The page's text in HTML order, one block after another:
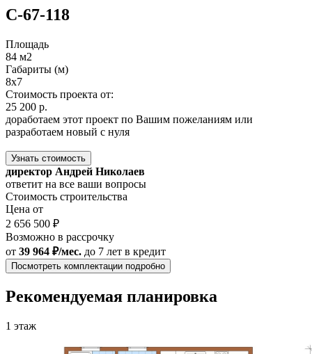
С-67-118
Площадь
84 м2
Габариты (м)
8x7
Стоимость проекта от:
25 200 р.
доработаем этот проект по Вашим пожеланиям или
разработаем новый с нуля
Узнать стоимость
директор Андрей Николаев
ответит на все ваши вопросы
Стоимость строительства
Цена от
2 656 500 ₽
Возможно в рассрочку
от 39 964 ₽/мес. до 7 лет в кредит
Посмотреть комплектации подробно
Рекомендуемая планировка
1 этаж